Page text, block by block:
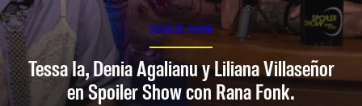
SPOILER SHOW
Tessa Ia, Denia Agalianu y Liliana Villaseñor
en Spoiler Show con Rana Fonk.